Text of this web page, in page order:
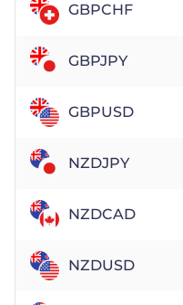
GBPCHF
GBPJPY
GBPUSD
NZDJPY
NZDCAD
NZDUSD